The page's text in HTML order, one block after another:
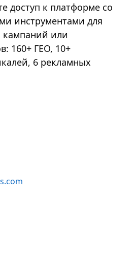
доступ к платформе со
инструментами для
кампаний или
160+ ГЕО, 10+
6 рекламных